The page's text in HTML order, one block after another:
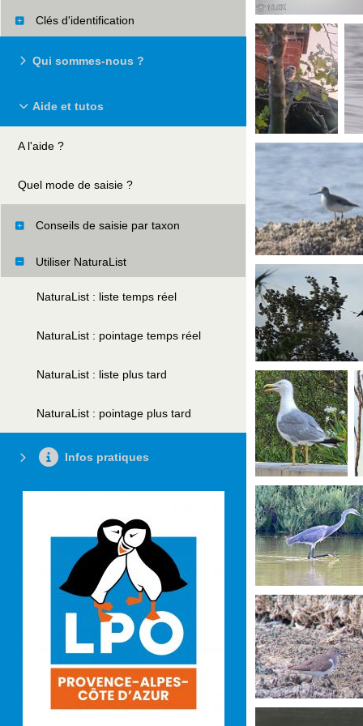
Clés d'identification
Qui sommes-nous ?
Aide et tutos
A l'aide ?
Quel mode de saisie ?
Conseils de saisie par taxon
Utiliser NaturaList
NaturaList : liste temps réel
NaturaList : pointage temps réel
NaturaList : liste plus tard
NaturaList : pointage plus tard
Infos pratiques